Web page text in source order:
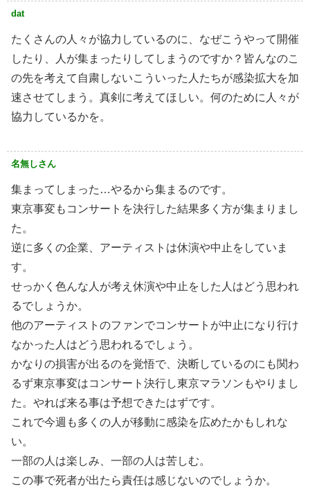
dat
たくさんの人々が協力しているのに、なぜこうやって開催
したり、人が集まったりしてしまうのですか？皆んなのこ
の先を考えて自粛しないこういった人たちが感染拡大を加
速させてしまう。真剣に考えてほしい。何のために人々が
協力しているかを。
名無しさん
集まってしまった…やるから集まるのです。
東京事変もコンサートを決行した結果多く方が集まりまし
た。
逆に多くの企業、アーティストは休演や中止をしていま
す。
せっかく色んな人が考え休演や中止をした人はどう思われ
るでしょうか。
他のアーティストのファンでコンサートが中止になり行け
なかった人はどう思われるでしょう。
かなりの損害が出るのを覚悟で、決断しているのにも関わ
るず東京事変はコンサート決行し東京マラソンもやりまし
た。やれば来る事は予想できたはずです。
これで今週も多くの人が移動に感染を広めたかもしれな
い。
一部の人は楽しみ、一部の人は苦しむ。
この事で死者が出たら責任は感じないのでしょうか。